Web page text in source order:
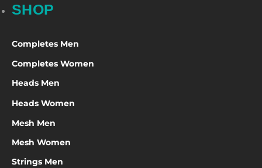
SHOP
Completes Men
Completes Women
Heads Men
Heads Women
Mesh Men
Mesh Women
Strings Men